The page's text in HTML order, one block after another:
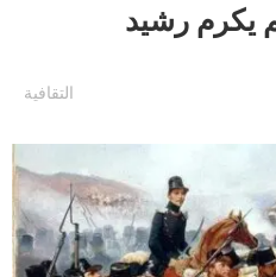
يكرم رشيد
التقافية